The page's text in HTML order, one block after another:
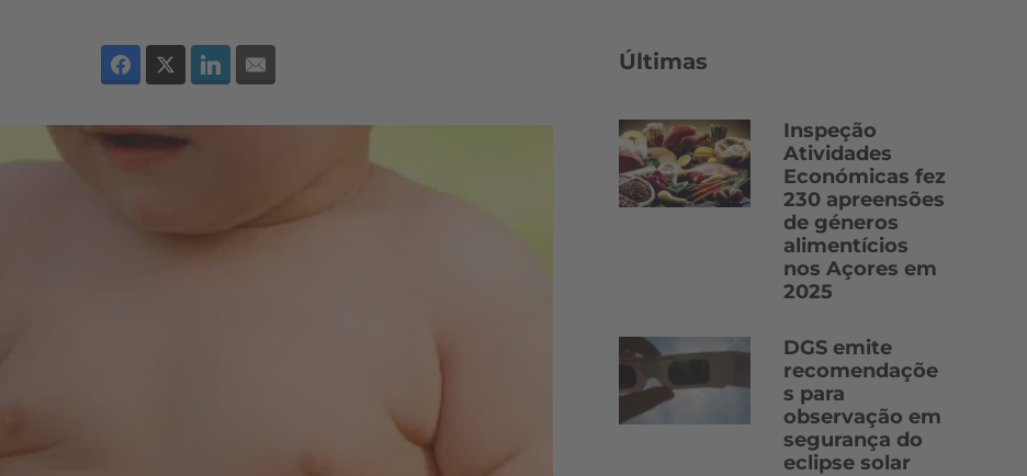
Últimas
Inspeção
Atividades
Económicas fez
230 apreensões
de géneros
alimentícios
nos Açores em
2025
DGS emite
recomendaçõe
s para
observação em
segurança do
eclipse solar